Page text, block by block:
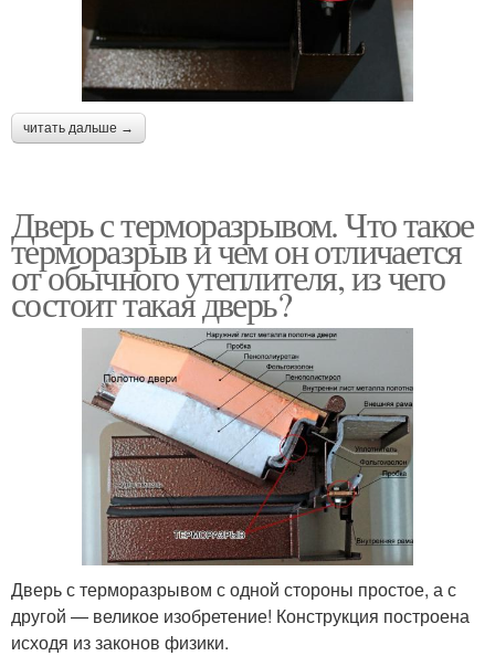
читать дальше →
Дверь с терморазрывом. Что такое
терморазрыв и чем он отличается
от обычного утеплителя, из чего
состоит такая дверь?
Дверь с терморазрывом с одной стороны простое, а с
другой — великое изобретение! Конструкция построена
исходя из законов физики.